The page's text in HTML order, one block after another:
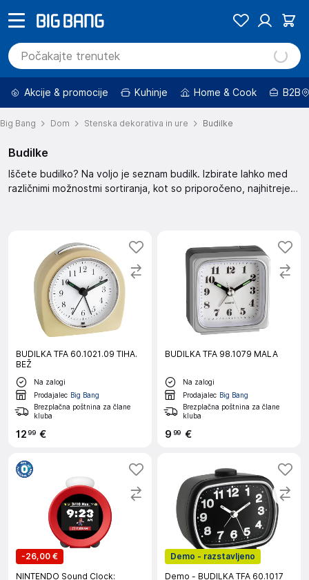
Akcije & promocije Kuhinje Home & Cook B2B
Big Bang Dom Stenska dekorativa in ure Budilke
Budilke
Iščete budilko? Na voljo je seznam budilk. Izbirate lahko med
različnimi možnostmi sortiranja, kot so priporočeno, najhitreje
BUDILKA TFA 60.1021.09 TIHA.
BEŽ
Na zalogi
Prodajalec Big Bang
Brezplačna poštnina za člane
kluba
1299 €
BUDILKA TFA 98.1079 MALA
Na zalogi
Prodajalec Big Bang
Brezplačna poštnina za člane
kluba
9 99 €
-26,00 €
NINTENDO Sound Clock:
Demo - razstavljeno
Demo - BUDILKA TFA 60.1017